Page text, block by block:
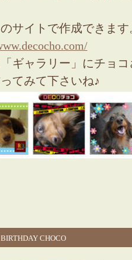
サイトで作成できま
ギャラリー」にチョ
てみて下さいね♪
CHOCO